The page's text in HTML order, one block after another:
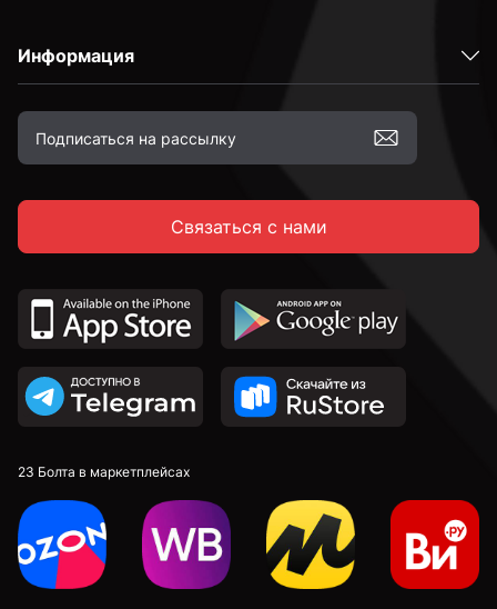
10 мм
12 мм
16 мм
18 мм
20 мм
22 мм
Информация
Связаться с нами
23 Болта в маркетплейсах